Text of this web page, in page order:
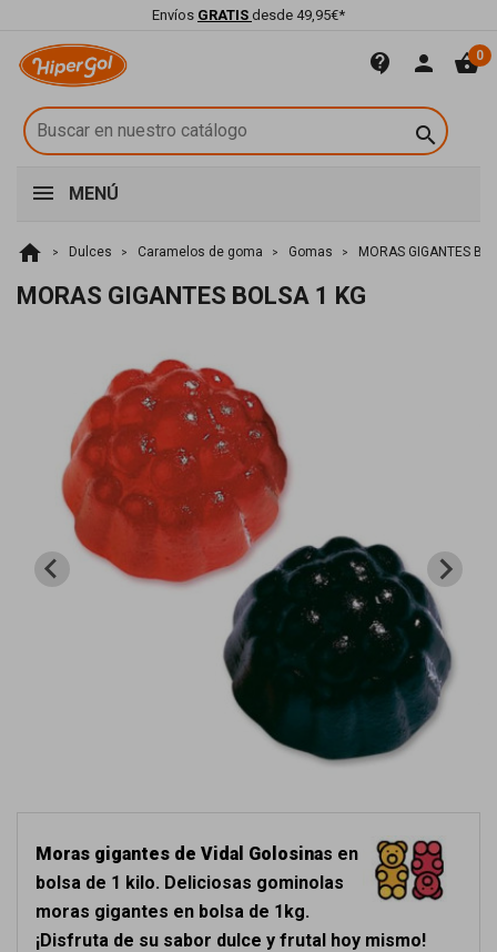
Envíos GRATIS desde 49,95€*
contact_support person shopping_basket0

MENÚ
home Dulces Caramelos de goma Gomas MORAS GIGANTES
MORAS GIGANTES BOLSA 1 KG
Moras gigantes de Vidal Golosinas en
bolsa de 1 kilo. Deliciosas gominolas
moras gigantes en bolsa de 1kg.
¡Disfruta de su sabor dulce y frutal hoy mismo!